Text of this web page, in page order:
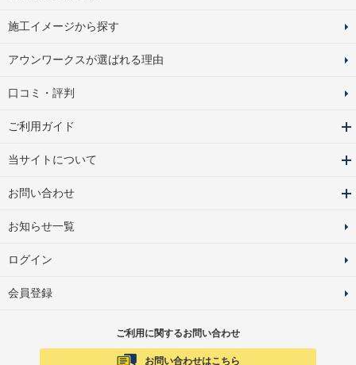
施工イメージから探す
アウンワークスが選ばれる理由
口コミ・評判
ご利用ガイド
当サイトについて
お問い合わせ
お知らせ一覧
ログイン
会員登録
ご利用に関するお問い合わせ
お問い合わせはこちら